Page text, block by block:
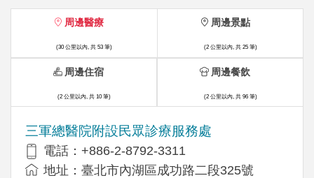
周邊醫療
(30 公里以內, 共 53 筆)
三軍總醫院附設民眾診療服務處
電話：+886-2-8792-3311
地址：臺北市內湖區成功路二段325號
周邊景點
(2 公里以內, 共 25 筆)
周邊住宿
(2 公里以內, 共 10 筆)
周邊餐飲
(2 公里以內, 共 96 筆)